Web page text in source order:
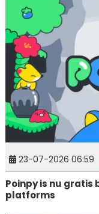
23-07-2026 06:59
Poinpy is nu
platforms